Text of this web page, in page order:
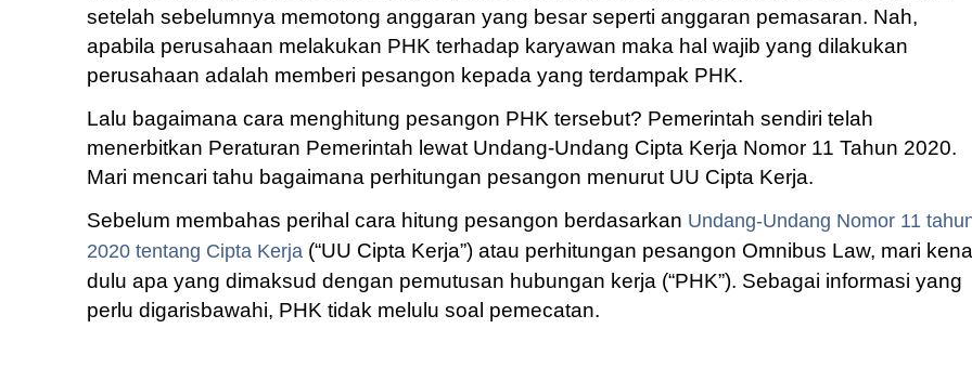
setelah sebelumnya memotong anggaran yang besar seperti anggaran pemasaran. Nah,
apabila perusahaan melakukan PHK terhadap karyawan maka hal wajib yang dilakukan
perusahaan adalah memberi pesangon kepada yang terdampak PHK.
Lalu bagaimana cara menghitung pesangon PHK tersebut? Pemerintah sendiri telah
menerbitkan Peraturan Pemerintah lewat Undang-Undang Cipta Kerja Nomor 11 Tahun 2020.
Mari mencari tahu bagaimana perhitungan pesangon menurut UU Cipta Kerja.
Sebelum membahas perihal cara hitung pesangon berdasarkan Undang-Undang Nomor 11
2020 tentang Cipta Kerja (“UU Cipta Kerja”) atau perhitungan pesangon Omnibus Law, mari
dulu apa yang dimaksud dengan pemutusan hubungan kerja (“PHK”). Sebagai informasi yang
perlu digarisbawahi, PHK tidak melulu soal pemecatan.